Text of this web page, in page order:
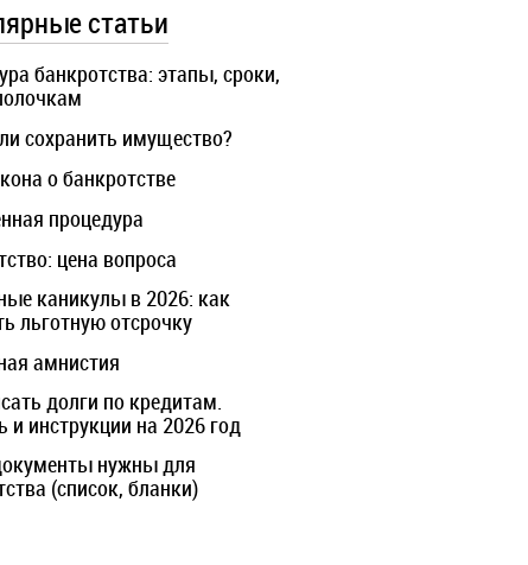
статьи
банкротства: этапы, сроки,
сохранить имущество?
о банкротстве
процедура
цена вопроса
каникулы в 2026: как
льготную отсрочку
амнистия
долги по кредитам.
инструкции на 2026 год
нужны для
(список, бланки)